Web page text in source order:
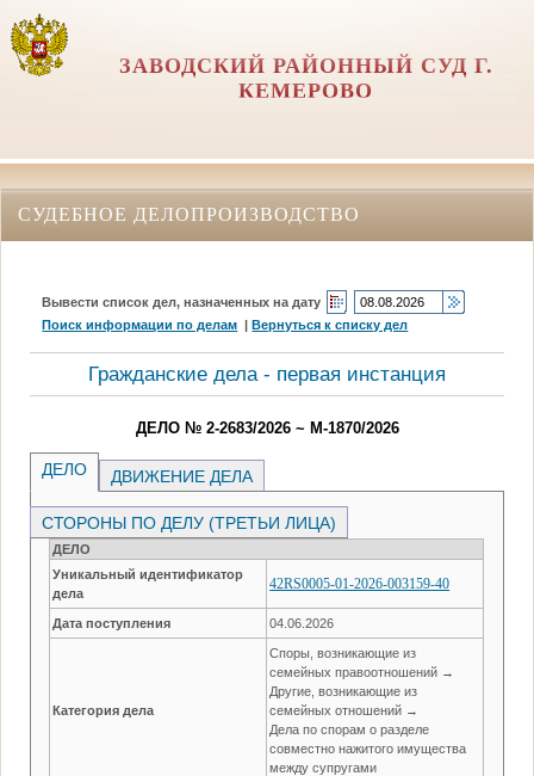
ЗАВОДСКИЙ РАЙОННЫЙ СУД Г.
КЕМЕРОВО
СУДЕБНОЕ ДЕЛОПРОИЗВОДСТВО
Вывести список дел, назначенных на дату
Поиск информации по делам |Вернуться к списку дел
Гражданские дела - первая инстанция
ДЕЛО № 2-2683/2026 ~ М-1870/2026
ДЕЛО ДВИЖЕНИЕ ДЕЛА
СТОРОНЫ ПО ДЕЛУ (ТРЕТЬИ ЛИЦА)
ДЕЛО
Уникальный идентификатор
дела
42RS0005-01-2026-003159-40
Дата поступления 04.06.2026
Категория дела
Споры, возникающие из
семейных правоотношений →
Другие, возникающие из
семейных отношений →
Дела по спорам о разделе
совместно нажитого имущества
между супругами